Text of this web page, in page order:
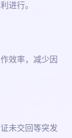
进行。
效率，减少因
未交回等突发